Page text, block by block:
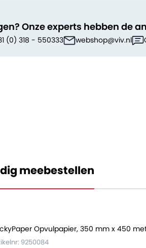
Onze experts hebben de
(0) 318 - 550333 webshop@viv.nl
meebestellen
Opvulpapier, 350 mm x 450
9250084